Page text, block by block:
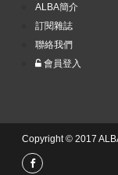
ALBA簡介
訂閱雜誌
聯絡我們
會員登入
Copyright © 2017